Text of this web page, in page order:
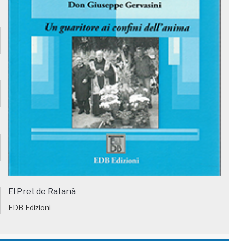
El Pret de Ratanà
EDB Edizioni